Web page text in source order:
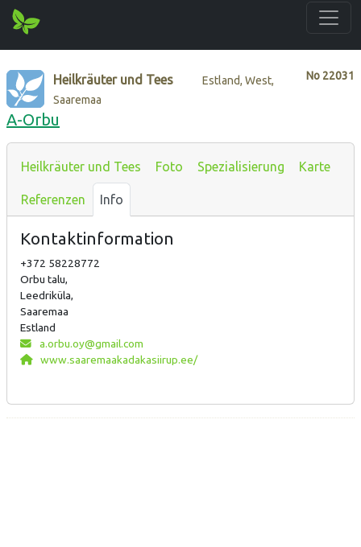
No 22031
Heilkräuter und Tees
Estland, West,
Saaremaa
A-Orbu
Heilkräuter und Tees Foto Spezialisierung Karte
Referenzen Info
Kontaktinformation
+372 58228772
Orbu talu,
Leedriküla,
Saaremaa
Estland
a.orbu.oy@gmail.com
www.saaremaakadakasiirup.ee/